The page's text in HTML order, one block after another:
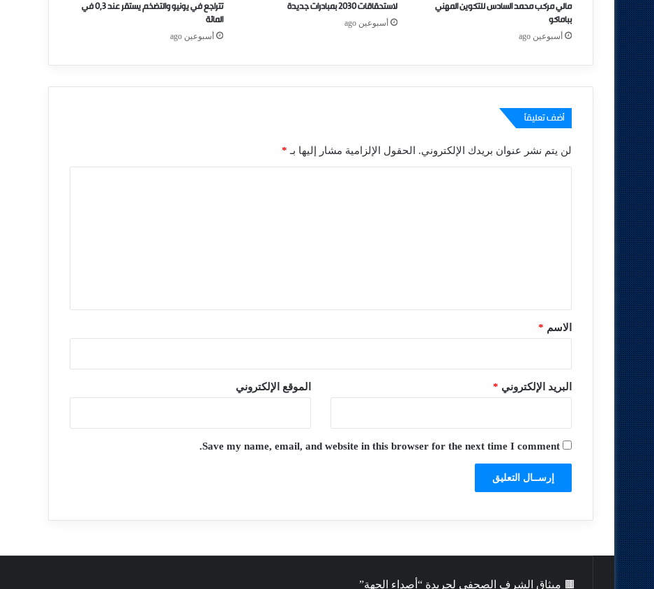
مالي مركب محمد السادس للتكوين المهني
بباماكو
أسبوعين ago
لاستحقاقات 2030 بمبادرات جديدة
أسبوعين ago
تتراجع في يونيو والتضخم يستقر عند 0,3 في
المائة
أسبوعين ago
أضف تعليقاً
لن يتم نشر عنوان بريدك الإلكتروني. الحقول الإلزامية مشار إليها بـ *
*الاسم *
البريد الإلكتروني * الموقع الإلكتروني
Save my name, email, and website in this browser for the next time I comment.
🟫 ميثاق الشرف الصحفي لجريدة “أصداء الجهة”